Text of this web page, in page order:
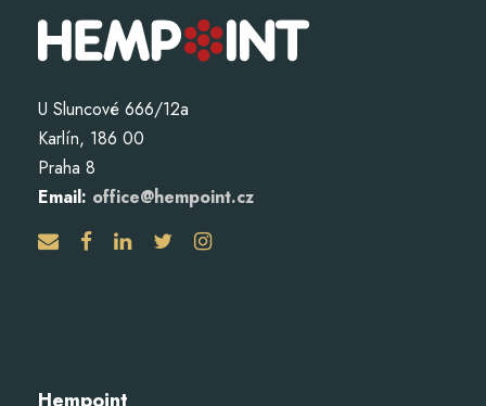
U Sluncové 666/12a
Karlín, 186 00
Praha 8
Email: office@hempoint.cz